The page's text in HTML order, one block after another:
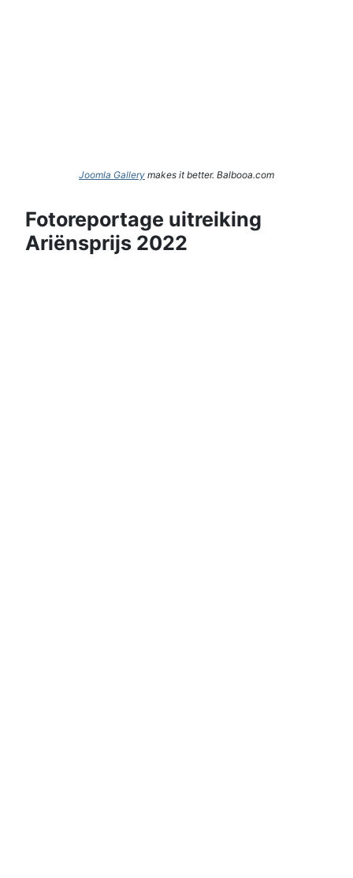
Joomla Gallery makes it better. Balbooa.com
Fotoreportage uitreiking
Ariënsprijs 2022